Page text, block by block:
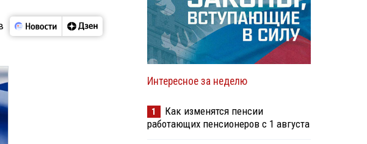
Интересное за неделю
1
Как изменятся пенсии
работающих пенсионеров с 1 августа